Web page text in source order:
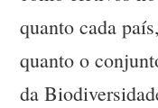
quanto cada
quanto o
da